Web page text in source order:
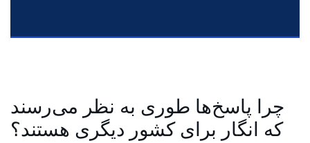
چرا پاسخ‌ها طوری به نظر می‌رسند
که انگار برای کشور دیگری هستند؟